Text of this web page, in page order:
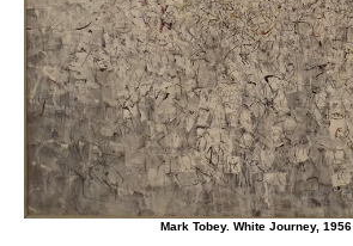
Mark Tobey. White Journey, 1956